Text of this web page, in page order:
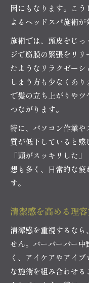
因にもなります。こ
よるヘッドスパ施術が
施術では、頭皮をじ
ジで筋膜の緊張をリ
たようなリラクゼー
しまう方も少なくあ
で髪の立ち上がりやツ
つながります。
特に、パソコン作業
質が低下していると
「頭がスッキリした
想も多く、日常的な
す。
清潔感を高める理
清潔感を重視するな
せん。バーバーバー
く、アイケアやアイ
な施術を組み合わせ